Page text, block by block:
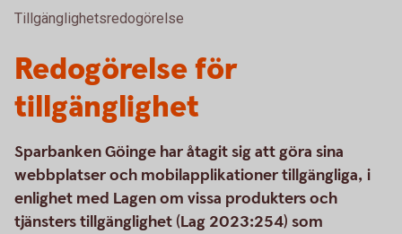
Tillgänglighetsredogörelse
Redogörelse för
tillgänglighet
Sparbanken Göinge har åtagit sig att göra sina
webbplatser och mobilapplikationer tillgängliga, i
enlighet med Lagen om vissa produkters och
tjänsters tillgänglighet (Lag 2023:254) som